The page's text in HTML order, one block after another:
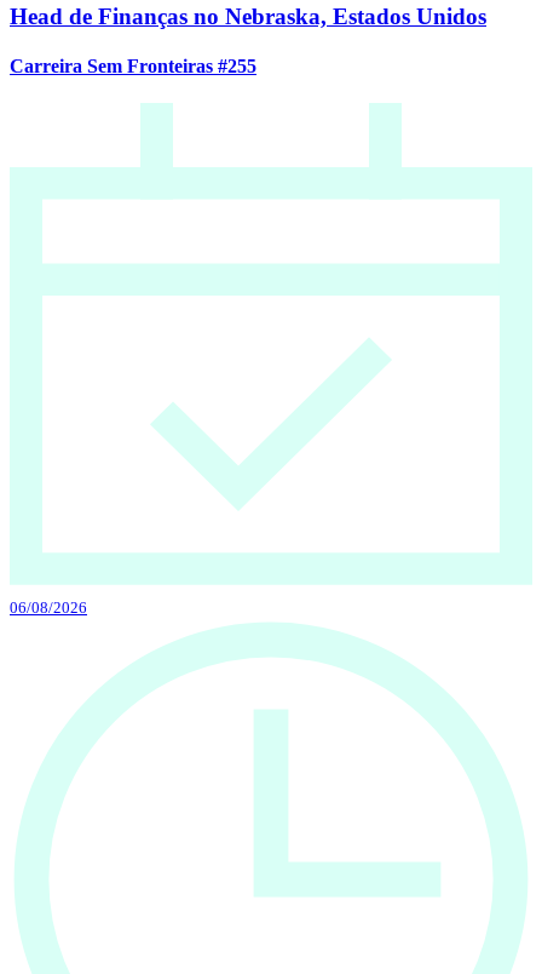
Head de Finanças no Nebraska, Estados Unidos
Carreira Sem Fronteiras #255
06/08/2026